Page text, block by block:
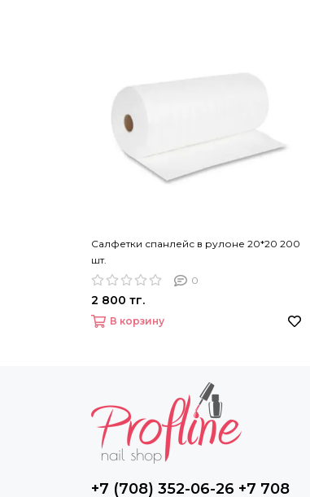
Салфетки спанлейс в рулоне 20*20 200
шт.
0
2 800 тг.
В корзину
+7 (708) 352-06-26 +7 708